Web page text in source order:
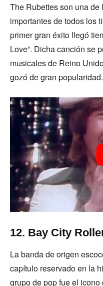
The Rubettes son una
importantes de todos los
primer gran éxito llegó
Love”. Dicha canción se
musicales de Reino
gozó de gran popularidad.
12. Bay City
La banda de origen
capítulo reservado en la
grupo de pop fue el